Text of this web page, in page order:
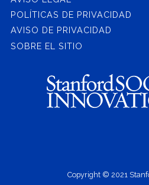
POLÍTICAS DE PRIVACIDAD
AVISO DE PRIVACIDAD
SOBRE EL SITIO
Copyright © 2021